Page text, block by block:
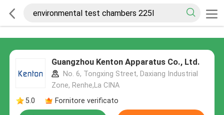
Guangzhou Kenton Apparatus Co., Ltd.
No. 6, Tongxing Street, Daxiang Industrial
Zone, Renhe,La CINA
5.0
Fornitore verificato